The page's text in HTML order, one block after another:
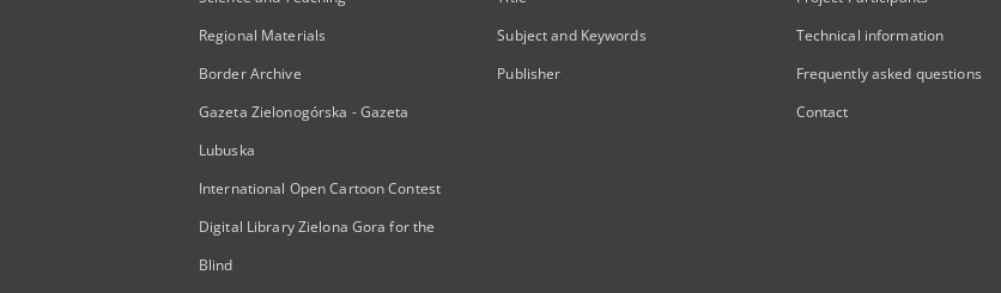
Regional Materials
Border Archive
Gazeta Zielonogórska - Gazeta
Lubuska
International Open Cartoon Contest
Digital Library Zielona Gora for the
Blind
Subject and Keywords
Publisher
Technical information
Frequently asked questions
Contact